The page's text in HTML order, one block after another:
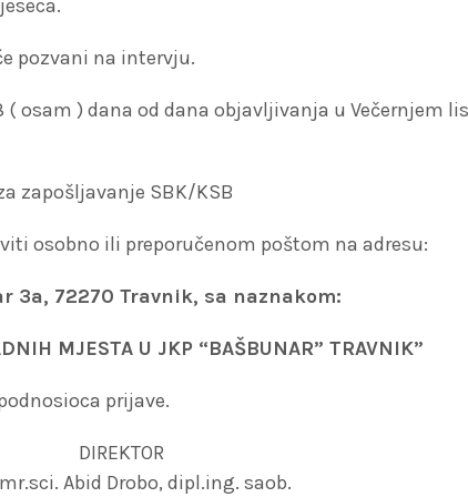
pozvani na intervju.
osam ) dana od dana objavljivanja u Večernjem
zapošljavanje SBK/KSB
osobno ili preporučenom poštom na adresu:
3a, 72270 Travnik, sa naznakom:
MJESTA U JKP “BAŠBUNAR” TRAVNIK”
prijave.
dipl.ing. saob.